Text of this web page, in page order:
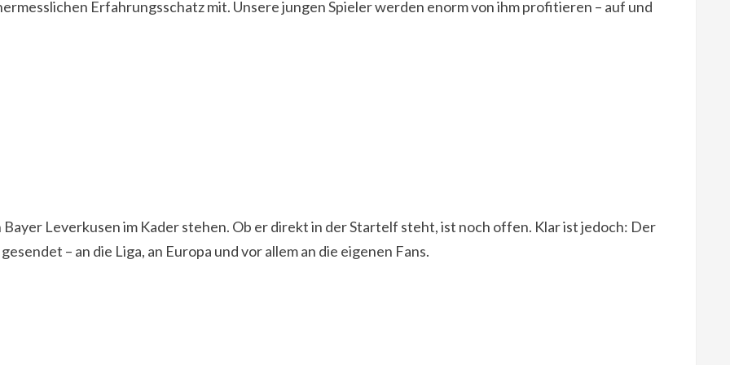
Erfahrungsschatz mit. Unsere jungen Spieler werden enorm von ihm profitieren – auf und
Bayer Leverkusen im Kader stehen. Ob er direkt in der Startelf steht, ist noch offen. Klar ist jedoch: Der
– an die Liga, an Europa und vor allem an die eigenen Fans.